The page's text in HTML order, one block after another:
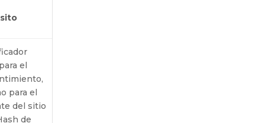
el
para el
del sitio
de